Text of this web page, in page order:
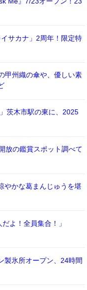
サカナ」2周年！限定特
甲州織の傘や、優しい素
茨木市駅の東に、2025
放の鑑賞スポット調べて
やかな葛まんじゅうを堪
よ！全員集合！」
製氷所オープン、24時間